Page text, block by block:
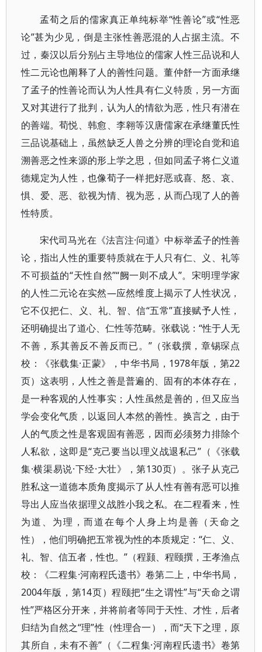
孟荀之后的儒家真正单纯标举“性善论”或“性恶
论”甚为少见，倒是主张性善恶混的人占据主流。不
过，秦汉以后分别占主导地位的儒家人性三品说和人
性二元论也阐释了人的善性问题。董仲舒一方面承继
了孟子的性善论而认为人性具有仁义特质，另一方面
又对其进行了批判，认为人的情欲为恶，性只有潜在
的善端。荀悦、韩愈、李翱等汉唐儒家在承继董氏性
三品说基础上，虽然缺乏人兽之分辨的理论自觉和追
溯善恶之性来源的形上学之思，但如同孟子将仁义道
德规定为人性，也像荀子一样把好恶或喜、怒、哀、
惧、爱、恶、欲视为情、视为恶，从而凸现了人的善
性特质。
宋代司马光在《法言注·问道》中标举孟子的性善
论，指出人性的重要特质就在于人只有仁、义、礼等
不可损益的“天性自然”“阙一则不成人”。宋明理学家
的人性二元论在实然—应然维度上揭示了人性状况，
它不仅把仁、义、礼、智、信“五常”直接赋予人性，
还明确提出了道心、仁性等范畴。张载说：“性于人无
不善，系其善反不善反而已。”（张载撰，章锡琛点
校：《张载集·正蒙》，中华书局，1978年版，第22
页）这表明，人性之善是普遍的、固有的本体存在，
是一种客观的人性事实；人性虽然是善的，但又应当
学会变化气质，以返回人本然的善性。换言之，由于
人的气质之性是客观固有善恶，因而必须努力排除个
人私欲，这即是“克己要当以理义战退私己”（《张载
集·横渠易说·下经·大壮》，第130页）。张子从克己
胜私这一道德本质角度揭示了从人性有善有恶可以推
导出人应当依据理义战胜小我之私。在二程看来，性
为道、为理，而道在每个人身上均是善（天命之
性），他们明确把五常视为性的本质规定：“仁、义、
礼、智、信五者，性也。”（程颢、程颐撰，王孝渔点
校：《二程集·河南程氏遗书》卷第二上，中华书局，
2004年版，第14页）程颐把“生之谓性”与“天命之谓
性”严格区分开来，并将前者等同于天性、才性，后者
归结为自然之“理”性（性理合一），而“天下之理，原
其所自，未有不善”（《二程集·河南程氏遗书》卷第